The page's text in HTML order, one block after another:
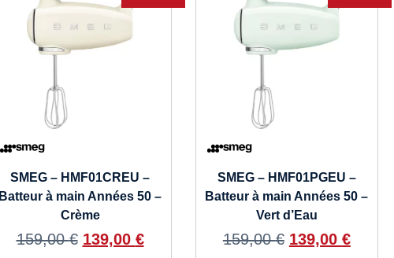
SMEG – HMF01CREU –
Batteur à main Années 50 –
Crème
159,00€ 139,00 €
SMEG – HMF01PGEU –
Batteur à main Années 50 –
Vert d’Eau
159,00€ 139,00 €